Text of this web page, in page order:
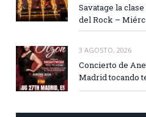
Savatage la
del Rock –
3 AGOSTO, 2026
Concierto de
Madrid tocando